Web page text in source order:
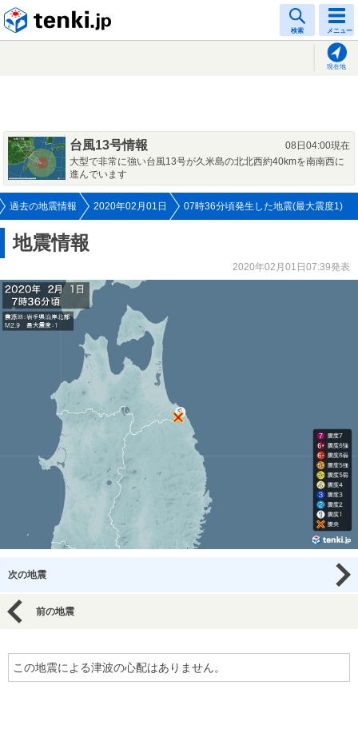
検索 メニュー
現在地
台風13号情報
08日04:00現在
大型で非常に強い台風13号が久米島の北北西約40kmを南南西に
進んでいます
過去の地震情報 2020年02月01日 07時36分頃発生した地震(最大震度1)
地震情報
2020年02月01日07:39発表
次の地震
前の地震
この地震による津波の心配はありません。